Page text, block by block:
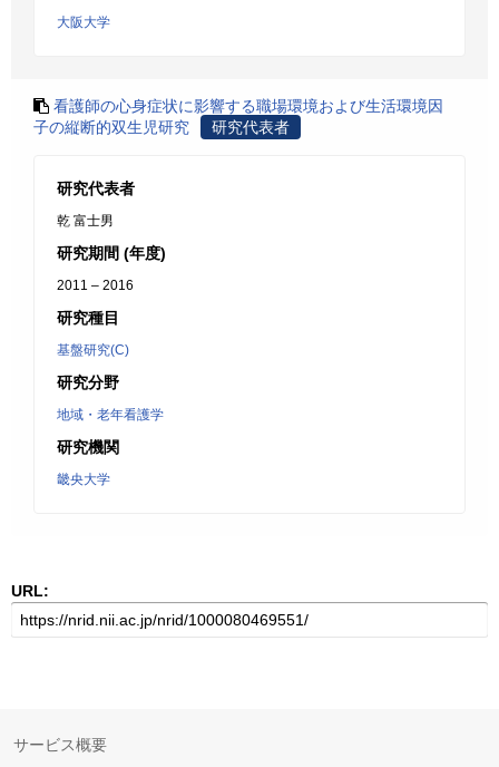
大阪大学
看護師の心身症状に影響する職場環境および生活環境因
子の縦断的双生児研究
研究代表者
研究代表者
乾 富士男
研究期間 (年度)
2011 – 2016
研究種目
基盤研究(C)
研究分野
地域・老年看護学
研究機関
畿央大学
URL:
サービス概要